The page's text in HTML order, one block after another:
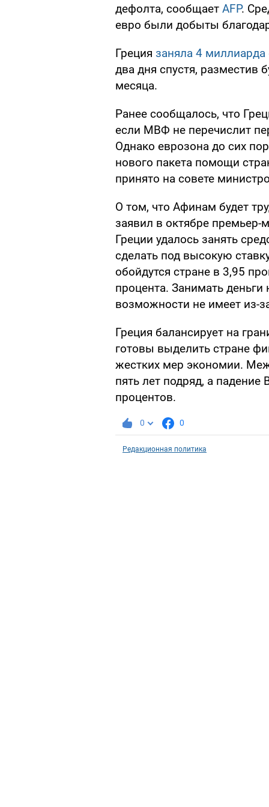
дефолта, сообщает AFP.
евро были добыты
Греция заняла 4
два дня спустя, разместив
месяца.
Ранее сообщалось, что
если МВФ не перечислит
Однако еврозона до сих
нового пакета помощи
принято на совете
О том, что Афинам будет
заявил в октябре премьер-
Греции удалось занять
сделать под высокую
обойдутся стране в 3,95
процента. Занимать деньги
возможности не имеет из-
Греция балансирует на
готовы выделить стране
жестких мер экономии.
пять лет подряд, а
процентов.
0 0
Редакционная политика